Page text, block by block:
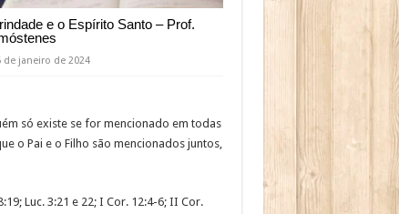
e o Espírito Santo – Prof.
de janeiro de 2024
só existe se for mencionado em todas
o Pai e o Filho são mencionados juntos,
Luc. 3:21 e 22; I Cor. 12:4-6; II Cor.